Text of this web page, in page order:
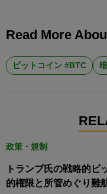
Read More
ビットコイン #BTC
政策・規制
トランプ氏の戦略的ビ
的権限と所管めぐり難